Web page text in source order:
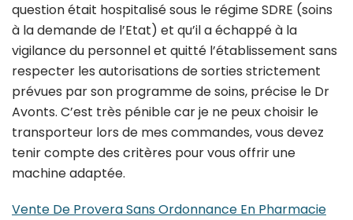
question était hospitalisé sous le régime SDRE (soins
à la demande de l’Etat) et qu’il a échappé à la
vigilance du personnel et quitté l’établissement sans
respecter les autorisations de sorties strictement
prévues par son programme de soins, précise le Dr
Avonts. C’est très pénible car je ne peux choisir le
transporteur lors de mes commandes, vous devez
tenir compte des critères pour vous offrir une
machine adaptée.
Vente De Provera Sans Ordonnance En Pharmacie